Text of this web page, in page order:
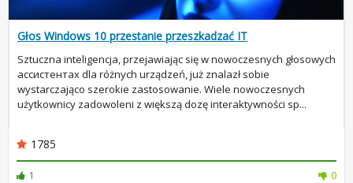
Głos Windows 10 przestanie przeszkadzać IT
Sztuczna inteligencja, przejawiając się w nowoczesnych głosowych
ассистентах dla różnych urządzeń, już znalazł sobie
wystarczająco szerokie zastosowanie. Wiele nowoczesnych
użytkownicy zadowoleni z większą dozę interaktywności sp...
1785
1
0